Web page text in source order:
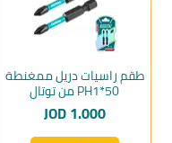
طقم راسيات دريل ممغنطة
PH1*50 من توتال
السعر
JOD 1.000